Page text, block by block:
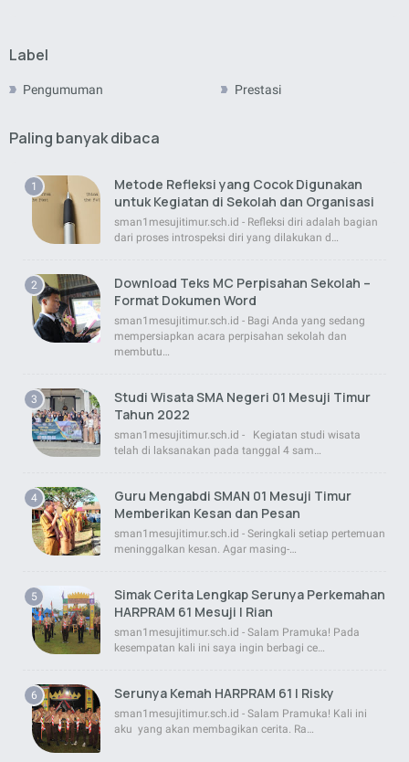
Label
Pengumuman Prestasi
Paling banyak dibaca
Metode Refleksi yang Cocok Digunakan
untuk Kegiatan di Sekolah dan Organisasi
sman1mesujitimur.sch.id - Refleksi diri adalah bagian
dari proses introspeksi diri yang dilakukan d…
Download Teks MC Perpisahan Sekolah –
Format Dokumen Word
sman1mesujitimur.sch.id - Bagi Anda yang sedang
mempersiapkan acara perpisahan sekolah dan
membutu…
Studi Wisata SMA Negeri 01 Mesuji Timur
Tahun 2022
sman1mesujitimur.sch.id - Kegiatan studi wisata
telah di laksanakan pada tanggal 4 sam…
Guru Mengabdi SMAN 01 Mesuji Timur
Memberikan Kesan dan Pesan
sman1mesujitimur.sch.id - Seringkali setiap pertemuan
meninggalkan kesan. Agar masing-…
Simak Cerita Lengkap Serunya Perkemahan
HARPRAM 61 Mesuji | Rian
sman1mesujitimur.sch.id - Salam Pramuka! Pada
kesempatan kali ini saya ingin berbagi ce…
Serunya Kemah HARPRAM 61 | Risky
sman1mesujitimur.sch.id - Salam Pramuka! Kali ini
aku yang akan membagikan cerita. Ra…